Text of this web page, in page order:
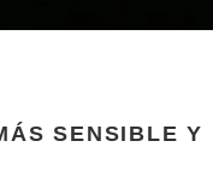
SENSIBLE Y